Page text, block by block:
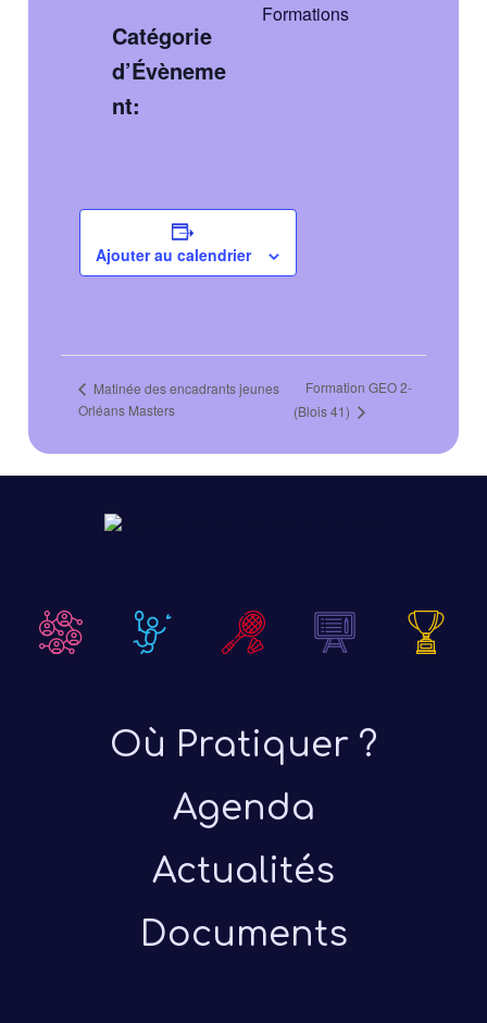
Catégorie
d’Évèneme
nt:
Formations
Ajouter au calendrier
Matinée des encadrants jeunes
Orléans Masters
Formation GEO 2-
(Blois 41)
Où Pratiquer ?
Agenda
Actualités
Documents